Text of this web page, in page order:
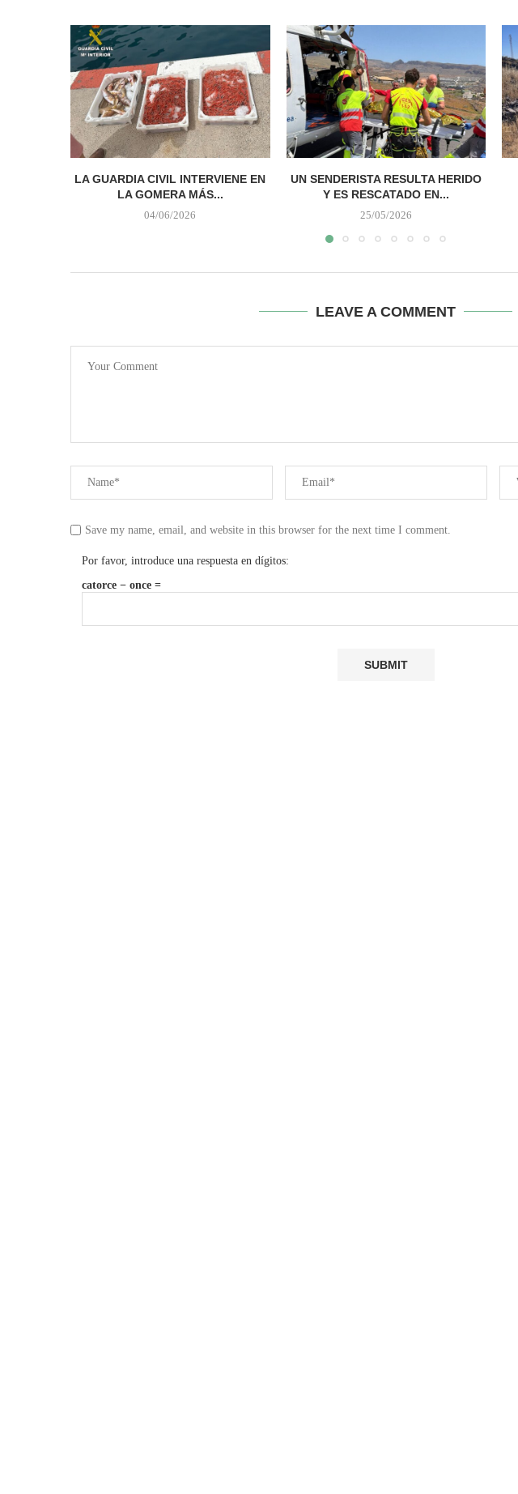
LA GUARDIA CIVIL INTERVIENE EN
LA GOMERA MÁS...
04/06/2026
UN SENDERISTA RESULTA HERIDO
Y ES RESCATADO EN...
25/05/2026
LEAVE A COMMENT
Save my name, email, and website in this browser for the next time I comment.
Por favor, introduce una respuesta en dígitos:
catorce − once =